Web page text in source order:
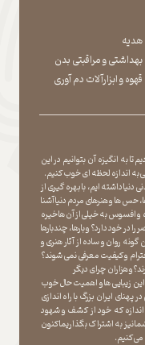
هدیه
بهداشتی و مراقبتی بدن
​​​​​​​قهوه و ابزارآلات دم آوری
تا به انگیزه آن بتوانیم در این
به اندازه لحظه ای خوب کنیم.
داشته ایم، با بهره گیری از
حس ها و هنرهای مردم دنیا آشنا
و افسوس به خیلی از آن ها خیره
در خود دارد؟ و بارها ، چندبارها
روان و ساده از آثار هنری و
و کیفیت معرفی نمی شوند؟
هزاران چرای دیگر
زیبایی ها و اهمیت حال خوب
پهنای ایران بزرگ با راه اندازی
اندازه که خود از کشف و شهود
نیز به اشتراک بگذاریماکنون
می کنیم.